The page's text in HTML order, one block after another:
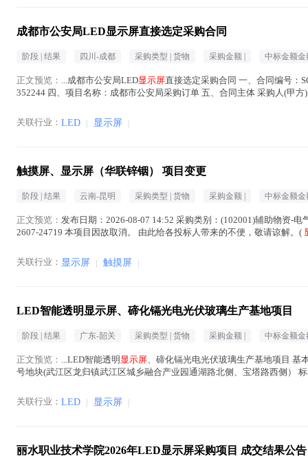
成都市公安局LED显示屏直接选定采购合同
阶段 | 结果 四川-成都 采购类型 | 货物 采购金额 | 中标金额
正文预览： ...成都市公安局LED显示屏直接选定采购合同 一、合同编号：
352244 四、项目名称：成都市公安局采购订单 五、合同主体 采购人(甲
关联行业： LED | 显示屏 |
触摸屏、显示屏（华联锌铟） 项目变更
阶段 | 结果 云南-昆明 采购类型 | 货物 采购金额 | 中标金额金
正文预览： 发布日期：2026-08-07 14:52 采购类别：(102001)辅助物资-
2607-24719 本项目因故取消。 由此给各投标人带来的不便，敬请谅解。(
关联行业： 显示屏 | 触摸屏 |
LED智能透明显示屏、碲化镉光电光伏玻璃生产基地项目
阶段 | 结果 广东-韶关 采购类型 | 货物 采购金额 | 中标金额
正文预览： ...LED智能透明 显示屏、碲化镉光电光伏玻璃生产基地项目 基
号地块(武江区龙归镇武江区城乡融合产业园通湖路北侧、宝塔路西侧）
关联行业： LED | 显示屏 |
丽水职业技术学院2026年LED显示屏采购项目 成交结果公告